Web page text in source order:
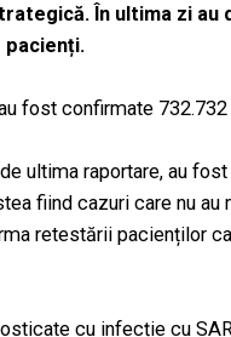
În ultima zi au
pacienți.
fost confirmate
ultima raportare, au
fiind cazuri care nu au
retestării pacienților
cu infecție cu